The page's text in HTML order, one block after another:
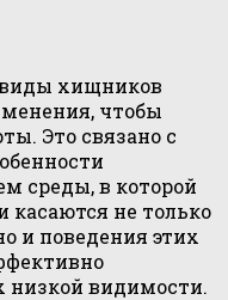
хищников
чтобы
Это связано с
среды, в которой
касаются не только
и поведения этих
низкой видимости.